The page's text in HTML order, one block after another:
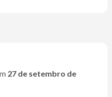
27 de setembro de